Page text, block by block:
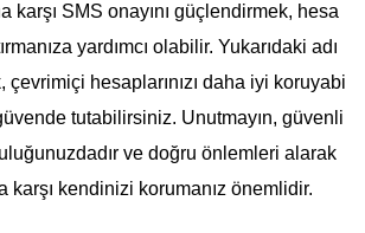
karşı SMS onayını güçlendirmek, hesa
yardımcı olabilir. Yukarıdaki adı
çevrimiçi hesaplarınızı daha iyi koruyabi
tutabilirsiniz. Unutmayın, güvenli
ve doğru önlemleri alarak
karşı kendinizi korumanız önemlidir.